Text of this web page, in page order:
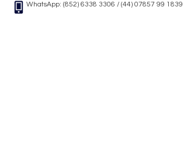
WhatsApp: (852) 6338 3306 / (44) 07857 99 1839